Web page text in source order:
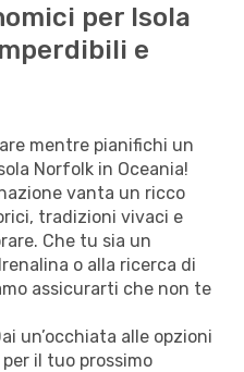
per Isola
e
mentre pianifichi un
Norfolk in Oceania!
vanta un ricco
tradizioni vivaci e
Che tu sia un
o alla ricerca di
assicurarti che non te
un’occhiata alle opzioni
il tuo prossimo